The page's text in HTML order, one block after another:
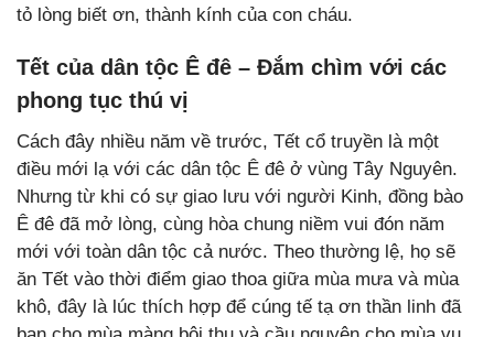
tỏ lòng biết ơn, thành kính của con cháu.
Tết của dân tộc Ê đê – Đắm chìm với các
phong tục thú vị
Cách đây nhiều năm về trước, Tết cổ truyền là một
điều mới lạ với các dân tộc Ê đê ở vùng Tây Nguyên.
Nhưng từ khi có sự giao lưu với người Kinh, đồng bào
Ê đê đã mở lòng, cùng hòa chung niềm vui đón năm
mới với toàn dân tộc cả nước. Theo thường lệ, họ sẽ
ăn Tết vào thời điểm giao thoa giữa mùa mưa và mùa
khô, đây là lúc thích hợp để cúng tế tạ ơn thần linh đã